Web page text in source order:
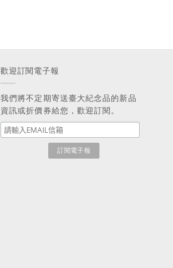
歡迎訂閱電子報
我們將不定期寄送臺大紀念品的新品
資訊或折價券給您，歡迎訂閱。